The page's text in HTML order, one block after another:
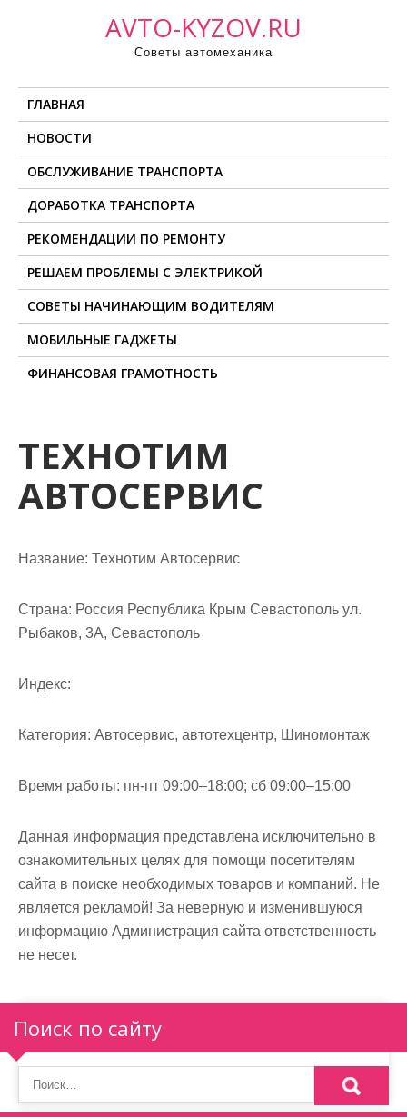
AVTO-KYZOV.RU
Советы автомеханика
ГЛАВНАЯ
НОВОСТИ
ОБСЛУЖИВАНИЕ ТРАНСПОРТА
ДОРАБОТКА ТРАНСПОРТА
РЕКОМЕНДАЦИИ ПО РЕМОНТУ
РЕШАЕМ ПРОБЛЕМЫ С ЭЛЕКТРИКОЙ
СОВЕТЫ НАЧИНАЮЩИМ ВОДИТЕЛЯМ
МОБИЛЬНЫЕ ГАДЖЕТЫ
ФИНАНСОВАЯ ГРАМОТНОСТЬ
ТЕХНОТИМ
АВТОСЕРВИС
Название: Технотим Автосервис
Страна: Россия Республика Крым Севастополь ул.
Рыбаков, 3А, Севастополь
Индекс:
Категория: Автосервис, автотехцентр, Шиномонтаж
Время работы: пн-пт 09:00–18:00; сб 09:00–15:00
Данная информация представлена исключительно в
ознакомительных целях для помощи посетителям
сайта в поиске необходимых товаров и компаний. Не
является рекламой! За неверную и изменившуюся
информацию Администрация сайта ответственность
не несет.
Поиск по сайту